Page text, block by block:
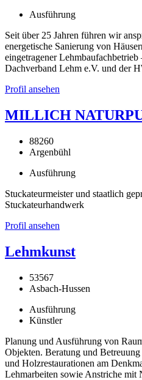
Ausführung
Seit über 25 Jahren führen wir
energetische Sanierung von
eingetragener
Dachverband Lehm e.V. und der
Profil ansehen
MILLICH
88260
Argenbühl
Ausführung
Stuckateurmeister und staatlich
Stuckateurhandwerk
Profil ansehen
Lehmkunst
53567
Asbach-Hussen
Ausführung
Künstler
Planung und Ausführung von
Objekten. Beratung und
und Holzrestaurationen am
Lehmarbeiten sowie Anstriche mit